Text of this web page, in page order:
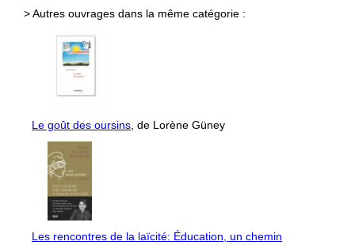
> Autres ouvrages dans la même catégorie :
Le goût des oursins , de Lorène Güney
Les rencontres de la laïcité: Éducation, un chemin